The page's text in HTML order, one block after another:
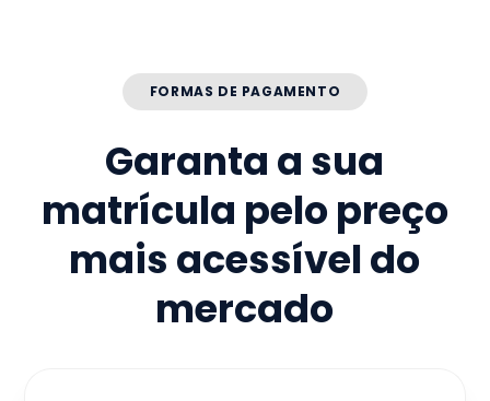
FORMAS DE PAGAMENTO
Garanta a sua
matrícula pelo preço
mais acessível do
mercado